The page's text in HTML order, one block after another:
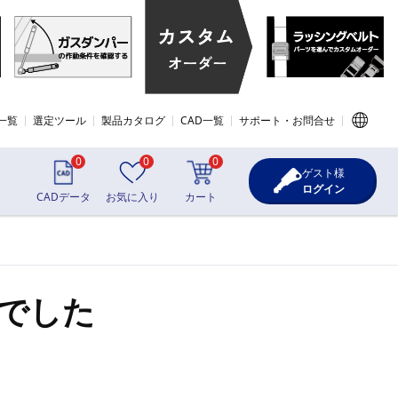
覧 選定ツール 製品カタログ CAD一覧 サポート・お問合せ
0
CADデータ
0
お気に入り
0
カート
ゲスト様
ログイン
した